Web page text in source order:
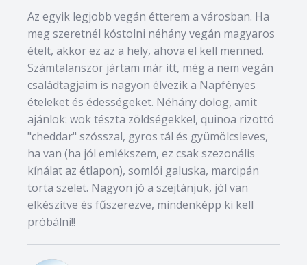
Az egyik legjobb vegán étterem a városban. Ha
meg szeretnél kóstolni néhány vegán magyaros
ételt, akkor ez az a hely, ahova el kell menned.
Számtalanszor jártam már itt, még a nem vegán
családtagjaim is nagyon élvezik a Napfényes
ételeket és édességeket. Néhány dolog, amit
ajánlok: wok tészta zöldségekkel, quinoa rizottó
"cheddar" szósszal, gyros tál és gyümölcsleves,
ha van (ha jól emlékszem, ez csak szezonális
kínálat az étlapon), somlói galuska, marcipán
torta szelet. Nagyon jó a szejtánjuk, jól van
elkészítve és fűszerezve, mindenképp ki kell
próbálni!!